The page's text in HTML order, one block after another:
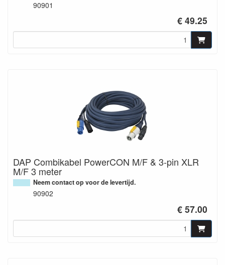
90901
€ 49.25
DAP Combikabel PowerCON M/F & 3-pin XLR
M/F 3 meter
Neem contact op voor de levertijd.
90902
€ 57.00